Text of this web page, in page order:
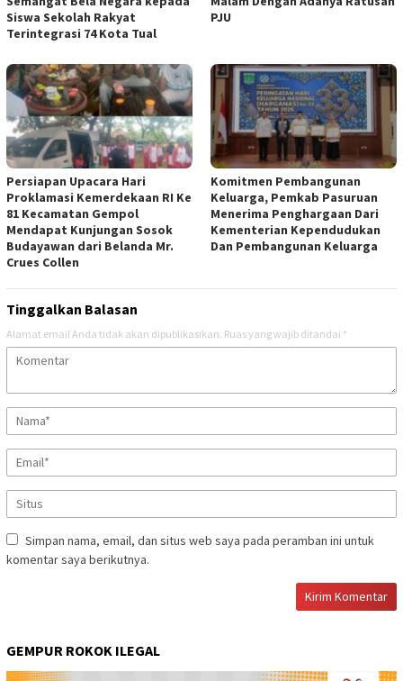
Siswa Sekolah Rakyat
Terintegrasi 74 Kota Tual
PJU
Persiapan Upacara Hari
Proklamasi Kemerdekaan RI Ke
81 Kecamatan Gempol
Mendapat Kunjungan Sosok
Budayawan dari Belanda Mr.
Crues Collen
Komitmen Pembangunan
Keluarga, Pemkab Pasuruan
Menerima Penghargaan Dari
Kementerian Kependudukan
Dan Pembangunan Keluarga
Tinggalkan Balasan
Alamat email Anda tidak akan dipublikasikan. Ruas yang wajib ditandai *
Simpan nama, email, dan situs web saya pada peramban ini untuk
komentar saya berikutnya.
GEMPUR ROKOK ILEGAL